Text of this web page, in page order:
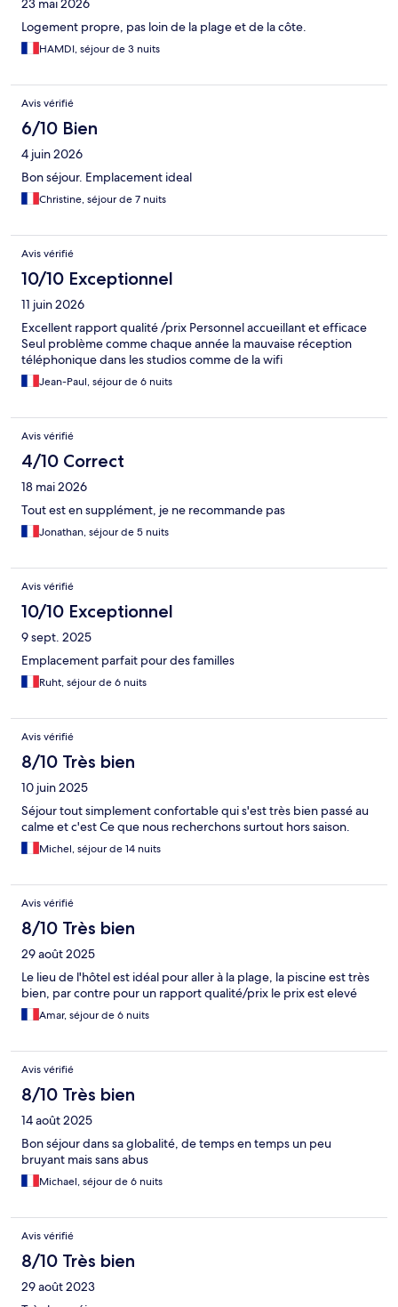
23 mai 2026
Logement propre, pas loin de la plage et de la côte.
HAMDI, séjour de 3 nuits
Avis vérifié
6/10 Bien
4 juin 2026
Bon séjour. Emplacement ideal
Christine, séjour de 7 nuits
Avis vérifié
10/10 Exceptionnel
11 juin 2026
Excellent rapport qualité /prix Personnel accueillant et efficace
Seul problème comme chaque année la mauvaise réception
téléphonique dans les studios comme de la wifi
Jean-Paul, séjour de 6 nuits
Avis vérifié
4/10 Correct
18 mai 2026
Tout est en supplément, je ne recommande pas
Jonathan, séjour de 5 nuits
Avis vérifié
10/10 Exceptionnel
9 sept. 2025
Emplacement parfait pour des familles
Ruht, séjour de 6 nuits
Avis vérifié
8/10 Très bien
10 juin 2025
Séjour tout simplement confortable qui s'est très bien passé au
calme et c'est Ce que nous recherchons surtout hors saison.
Michel, séjour de 14 nuits
Avis vérifié
8/10 Très bien
29 août 2025
Le lieu de l'hôtel est idéal pour aller à la plage, la piscine est très
bien, par contre pour un rapport qualité/prix le prix est elevé
Amar, séjour de 6 nuits
Avis vérifié
8/10 Très bien
14 août 2025
Bon séjour dans sa globalité, de temps en temps un peu
bruyant mais sans abus
Michael, séjour de 6 nuits
Avis vérifié
8/10 Très bien
29 août 2023